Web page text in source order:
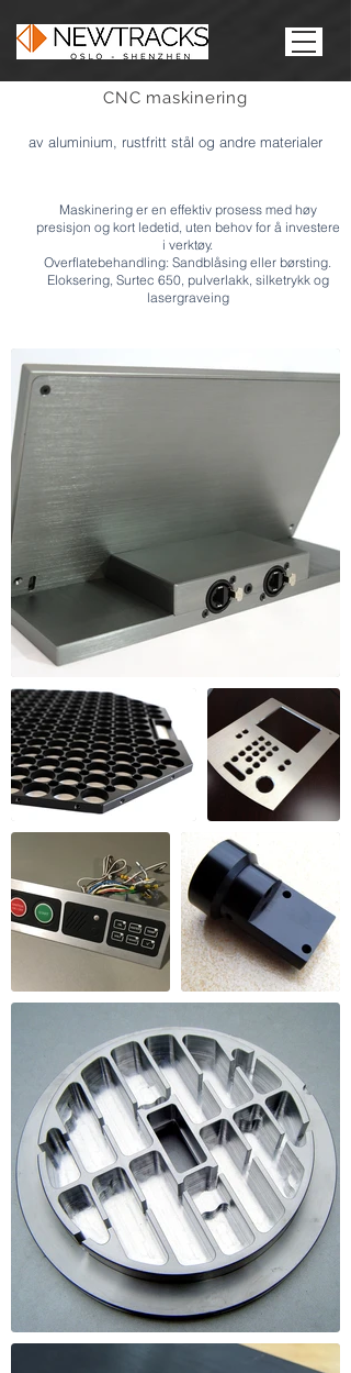
CNC maskinering
av aluminium, rustfritt stål og andre materialer
Maskinering er en effektiv prosess med høy
presisjon og kort ledetid, uten behov for å investere
i verktøy.
Overflatebehandling: Sandblåsing eller børsting.
Eloksering, Surtec 650, pulverlakk, silketrykk og
lasergraveing